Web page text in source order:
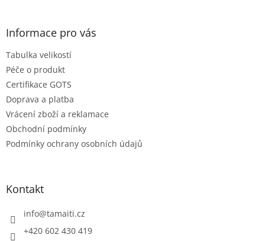
Informace pro vás
Tabulka velikostí
Péče o produkt
Certifikace GOTS
Doprava a platba
Vrácení zboží a reklamace
Obchodní podmínky
Podmínky ochrany osobních údajů
Kontakt
info@tamaiti.cz
+420 602 430 419